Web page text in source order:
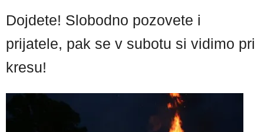
Dojdete! Slobodno pozovete i
prijatele, pak se v subotu si vidimo pri
kresu!